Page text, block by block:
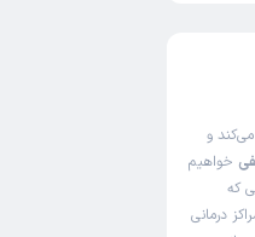
و
خواهیم
که
درمانی